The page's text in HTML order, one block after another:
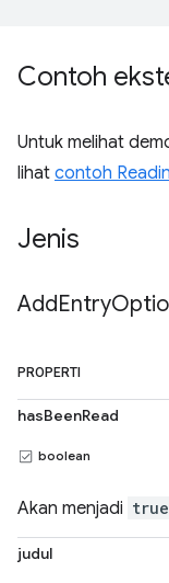
Contoh
Untuk melihat
lihat contoh
Jenis
AddEntry
PROPERTI
hasBeenRead
boolean
Akan menjadi true
judul